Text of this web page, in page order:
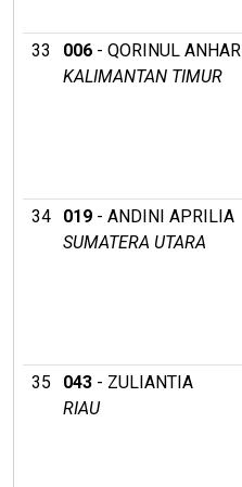
33
006 - QORINUL ANHAR
KALIMANTAN TIMUR
34
019 - ANDINI APRILIA
SUMATERA UTARA
35
043 - ZULIANTIA
RIAU